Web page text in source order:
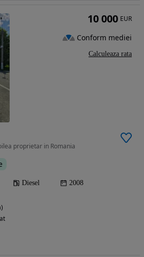
proprietar in Romania
Diesel 2008
10 000 EUR
Conform mediei
Calculeaza rata